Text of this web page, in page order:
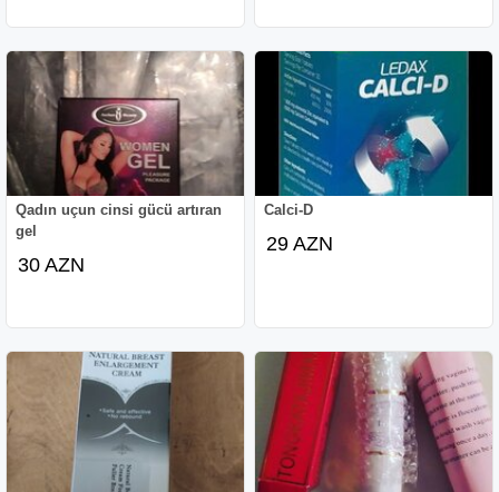
Qadın uçun cinsi gücü artıran
gel
30 AZN
Calci-D
29 AZN